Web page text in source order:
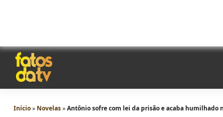
Início» Novelas»Antônio sofre com lei da prisão e acaba humilhado